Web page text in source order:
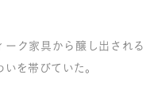
ーク家具から醸し出され
を帯びていた。